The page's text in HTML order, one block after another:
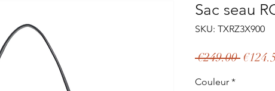
Sac seau
SKU: TXRZ3X900
€249.00
Couleur *